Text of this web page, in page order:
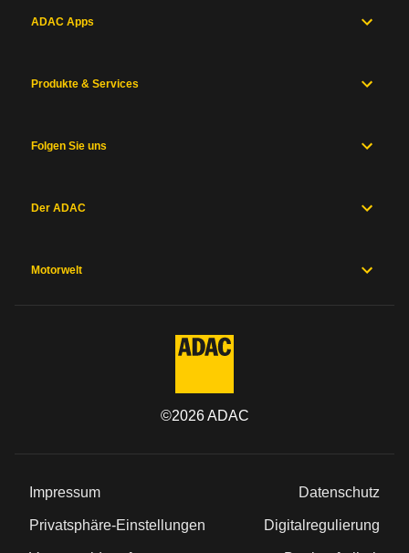
ADAC Apps
Produkte & Services
Folgen Sie uns
Der ADAC
Motorwelt
©2026ADAC
Impressum Datenschutz
Privatsphäre-Einstellungen Digitalregulierung